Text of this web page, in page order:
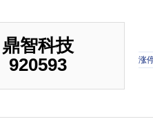
有刷空心杯
直流无刷电机
步进电
步进电
鼎智科技
920593